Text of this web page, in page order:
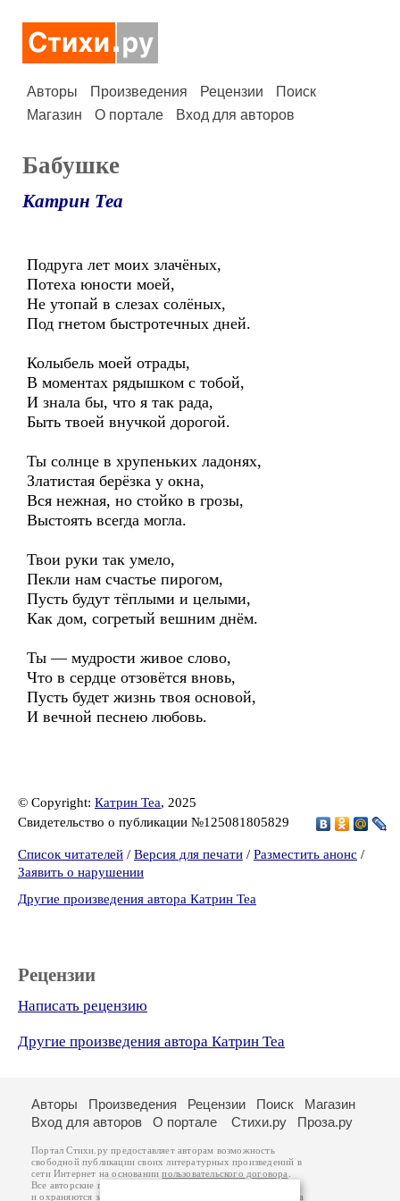
Авторы Произведения Рецензии
Поиск
Магазин
О портале Вход для авторов
Бабушке
Катрин Теа
Подруга лет моих злачёных,
Потеха юности моей,
Не утопай в слезах солёных,
Под гнетом быстротечных дней.
Колыбель моей отрады,
В моментах рядышком с тобой,
И знала бы, что я так рада,
Быть твоей внучкой дорогой.
Ты солнце в хрупеньких ладонях,
Златистая берёзка у окна,
Вся нежная, но стойко в грозы,
Выстоять всегда могла.
Твои руки так умело,
Пекли нам счастье пирогом,
Пусть будут тёплыми и целыми,
Как дом, согретый вешним днём.
Ты — мудрости живое слово,
Что в сердце отзовётся вновь,
Пусть будет жизнь твоя основой,
И вечной песнею любовь.
© Copyright: Катрин Теа, 2025
Свидетельство о публикации №125081805829
Список читателей / Версия для печати / Разместить анонс /
Заявить о нарушении
Другие произведения автора Катрин Теа
Рецензии
Написать рецензию
Другие произведения автора Катрин Теа
Авторы Произведения Рецензии Поиск
Магазин
Вход для авторов
О портале Стихи.ру Проза.ру
Портал Стихи.ру предоставляет авторам возможность
свободной публикации своих литературных произведений в
сети Интернет на основаниипользовательского договора
Все авторские права на произведения принадлежат авторам
и охраняются законом . Перепечатка произведений возможна